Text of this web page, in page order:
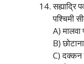
सह्याद्रि
पश्चिमी
A) मालवा
B)
C) दक्कन